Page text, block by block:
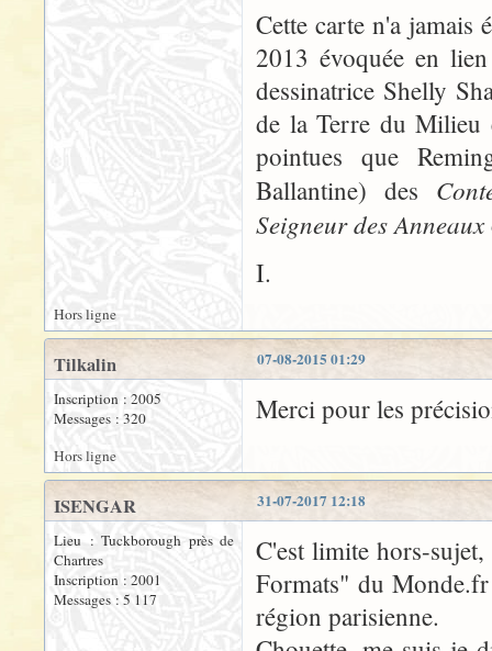
Cette carte n'a jamais
2013 évoquée en
dessinatrice Shelly
de la Terre du Milieu
pointues que
Ballantine) des
Seigneur des Anneaux
I.
Hors ligne
07-08-2015 01:29
Tilkalin
Inscription : 2005
Messages : 320
Merci pour les
Hors ligne
31-07-2017 12:18
ISENGAR
Lieu : Tuckborough près de
Chartres
Inscription : 2001
Messages : 5 117
C'est limite hors-
Formats" du Monde.fr
région parisienne.